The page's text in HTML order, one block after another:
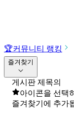
🏆커뮤니티 랭킹
즐겨찾기
게시판 제목의
아이콘을 선택
즐겨찾기에 추가